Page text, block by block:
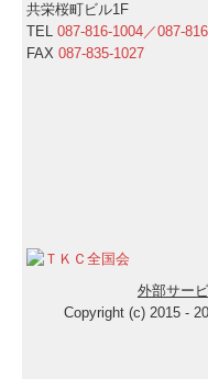
共栄桜町ビル1F
TEL087-816-1004／087-
FAX087-835-1027
外部サー
Copyright (c) 2015 -